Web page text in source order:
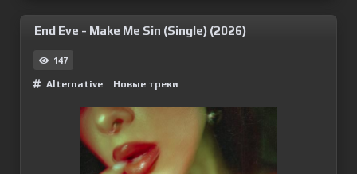
End Eve - Make Me Sin (Single) (2026)
147
Alternative | Новые треки